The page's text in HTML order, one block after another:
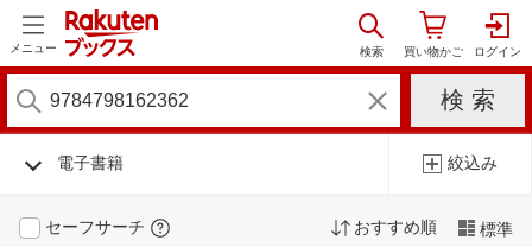
メニュー
電子書籍 絞込み
セーフサーチ おすすめ順 標準